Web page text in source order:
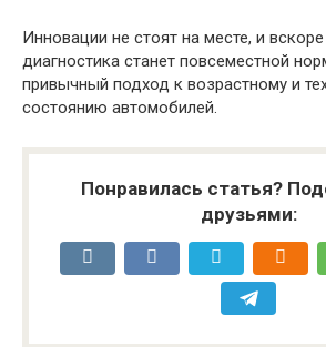
Инновации не стоят на месте, и
диагностика станет повсеместной
привычный подход к возрастному и
состоянию автомобилей.
Понравилась статья?
друзьями: